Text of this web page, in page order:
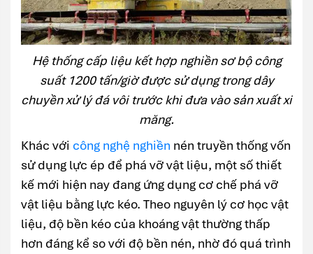
Hệ thống cấp liệu kết hợp nghiền sơ bộ công
suất 1200 tấn/giờ được sử dụng trong dây
chuyền xử lý đá vôi trước khi đưa vào sản xuất xi
măng.
Khác với công nghệ nghiền nén truyền thống vốn
sử dụng lực ép để phá vỡ vật liệu, một số thiết
kế mới hiện nay đang ứng dụng cơ chế phá vỡ
vật liệu bằng lực kéo. Theo nguyên lý cơ học vật
liệu, độ bền kéo của khoáng vật thường thấp
hơn đáng kể so với độ bền nén, nhờ đó quá trình